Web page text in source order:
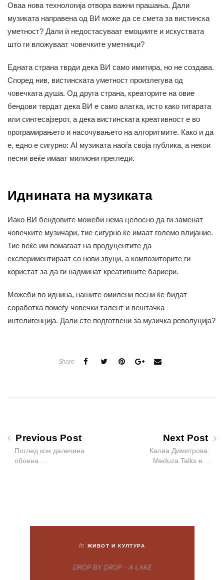
Оваа нова технологија отвора важни прашања. Дали
музиката направена од ВИ може да се смета за вистинска
уметност? Дали ѝ недостасуваат емоциите и искуствата
што ги вложуваат човечките уметници?
Едната страна тврди дека ВИ само имитира, но не создава.
Според нив, вистинската уметност произлегува од
човечката душа. Од друга страна, креаторите на овие
бендови тврдат дека ВИ е само алатка, исто како гитарата
или синтесајзерот, а дека вистинската креативност е во
програмирањето и насочувањето на алгоритмите. Како и да
е, едно е сигурно: AI музиката наоѓа своја публика, а некои
песни веќе имаат милиони прегледи.
Иднината на музиката
Иако ВИ бендовите можеби нема целосно да ги заменат
човечките музичари, тие сигурно ќе имаат големо влијание.
Тие веќе им помагаат на продуцентите да
експериментираат со нови звуци, а композиторите ги
користат за да ги надминат креативните бариери.
Можеби во иднина, нашите омилени песни ќе бидат
соработка помеѓу човечки талент и вештачка
интелигенција. Дали сте подготвени за музичка револуција?
Share
Previous Post
Поглед кон далечина
обоена…
Next Post
Калиа Димитрова:
Meduza Talks е…
In ЖИВОТ И КУЛТУРА